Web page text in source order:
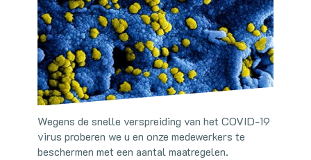
Wegens de snelle verspreiding van het COVID-19
virus proberen we u en onze medewerkers te
beschermen met een aantal maatregelen.